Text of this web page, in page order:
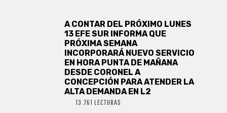
A CONTAR DEL PRÓXIMO LUNES
13 EFE SUR INFORMA QUE
PRÓXIMA SEMANA
INCORPORARÁ NUEVO SERVICIO
EN HORA PUNTA DE MAÑANA
DESDE CORONEL A
CONCEPCIÓN PARA ATENDER LA
ALTA DEMANDA EN L2
13.761 LECTURAS